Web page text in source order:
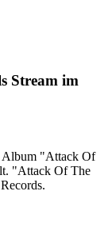
Stream im
Album "Attack Of
"Attack Of The